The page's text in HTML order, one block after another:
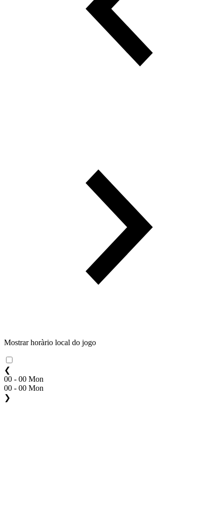
Mostrar horàrio local do jogo
❮
00 - 00 Mon
00 - 00 Mon
❯